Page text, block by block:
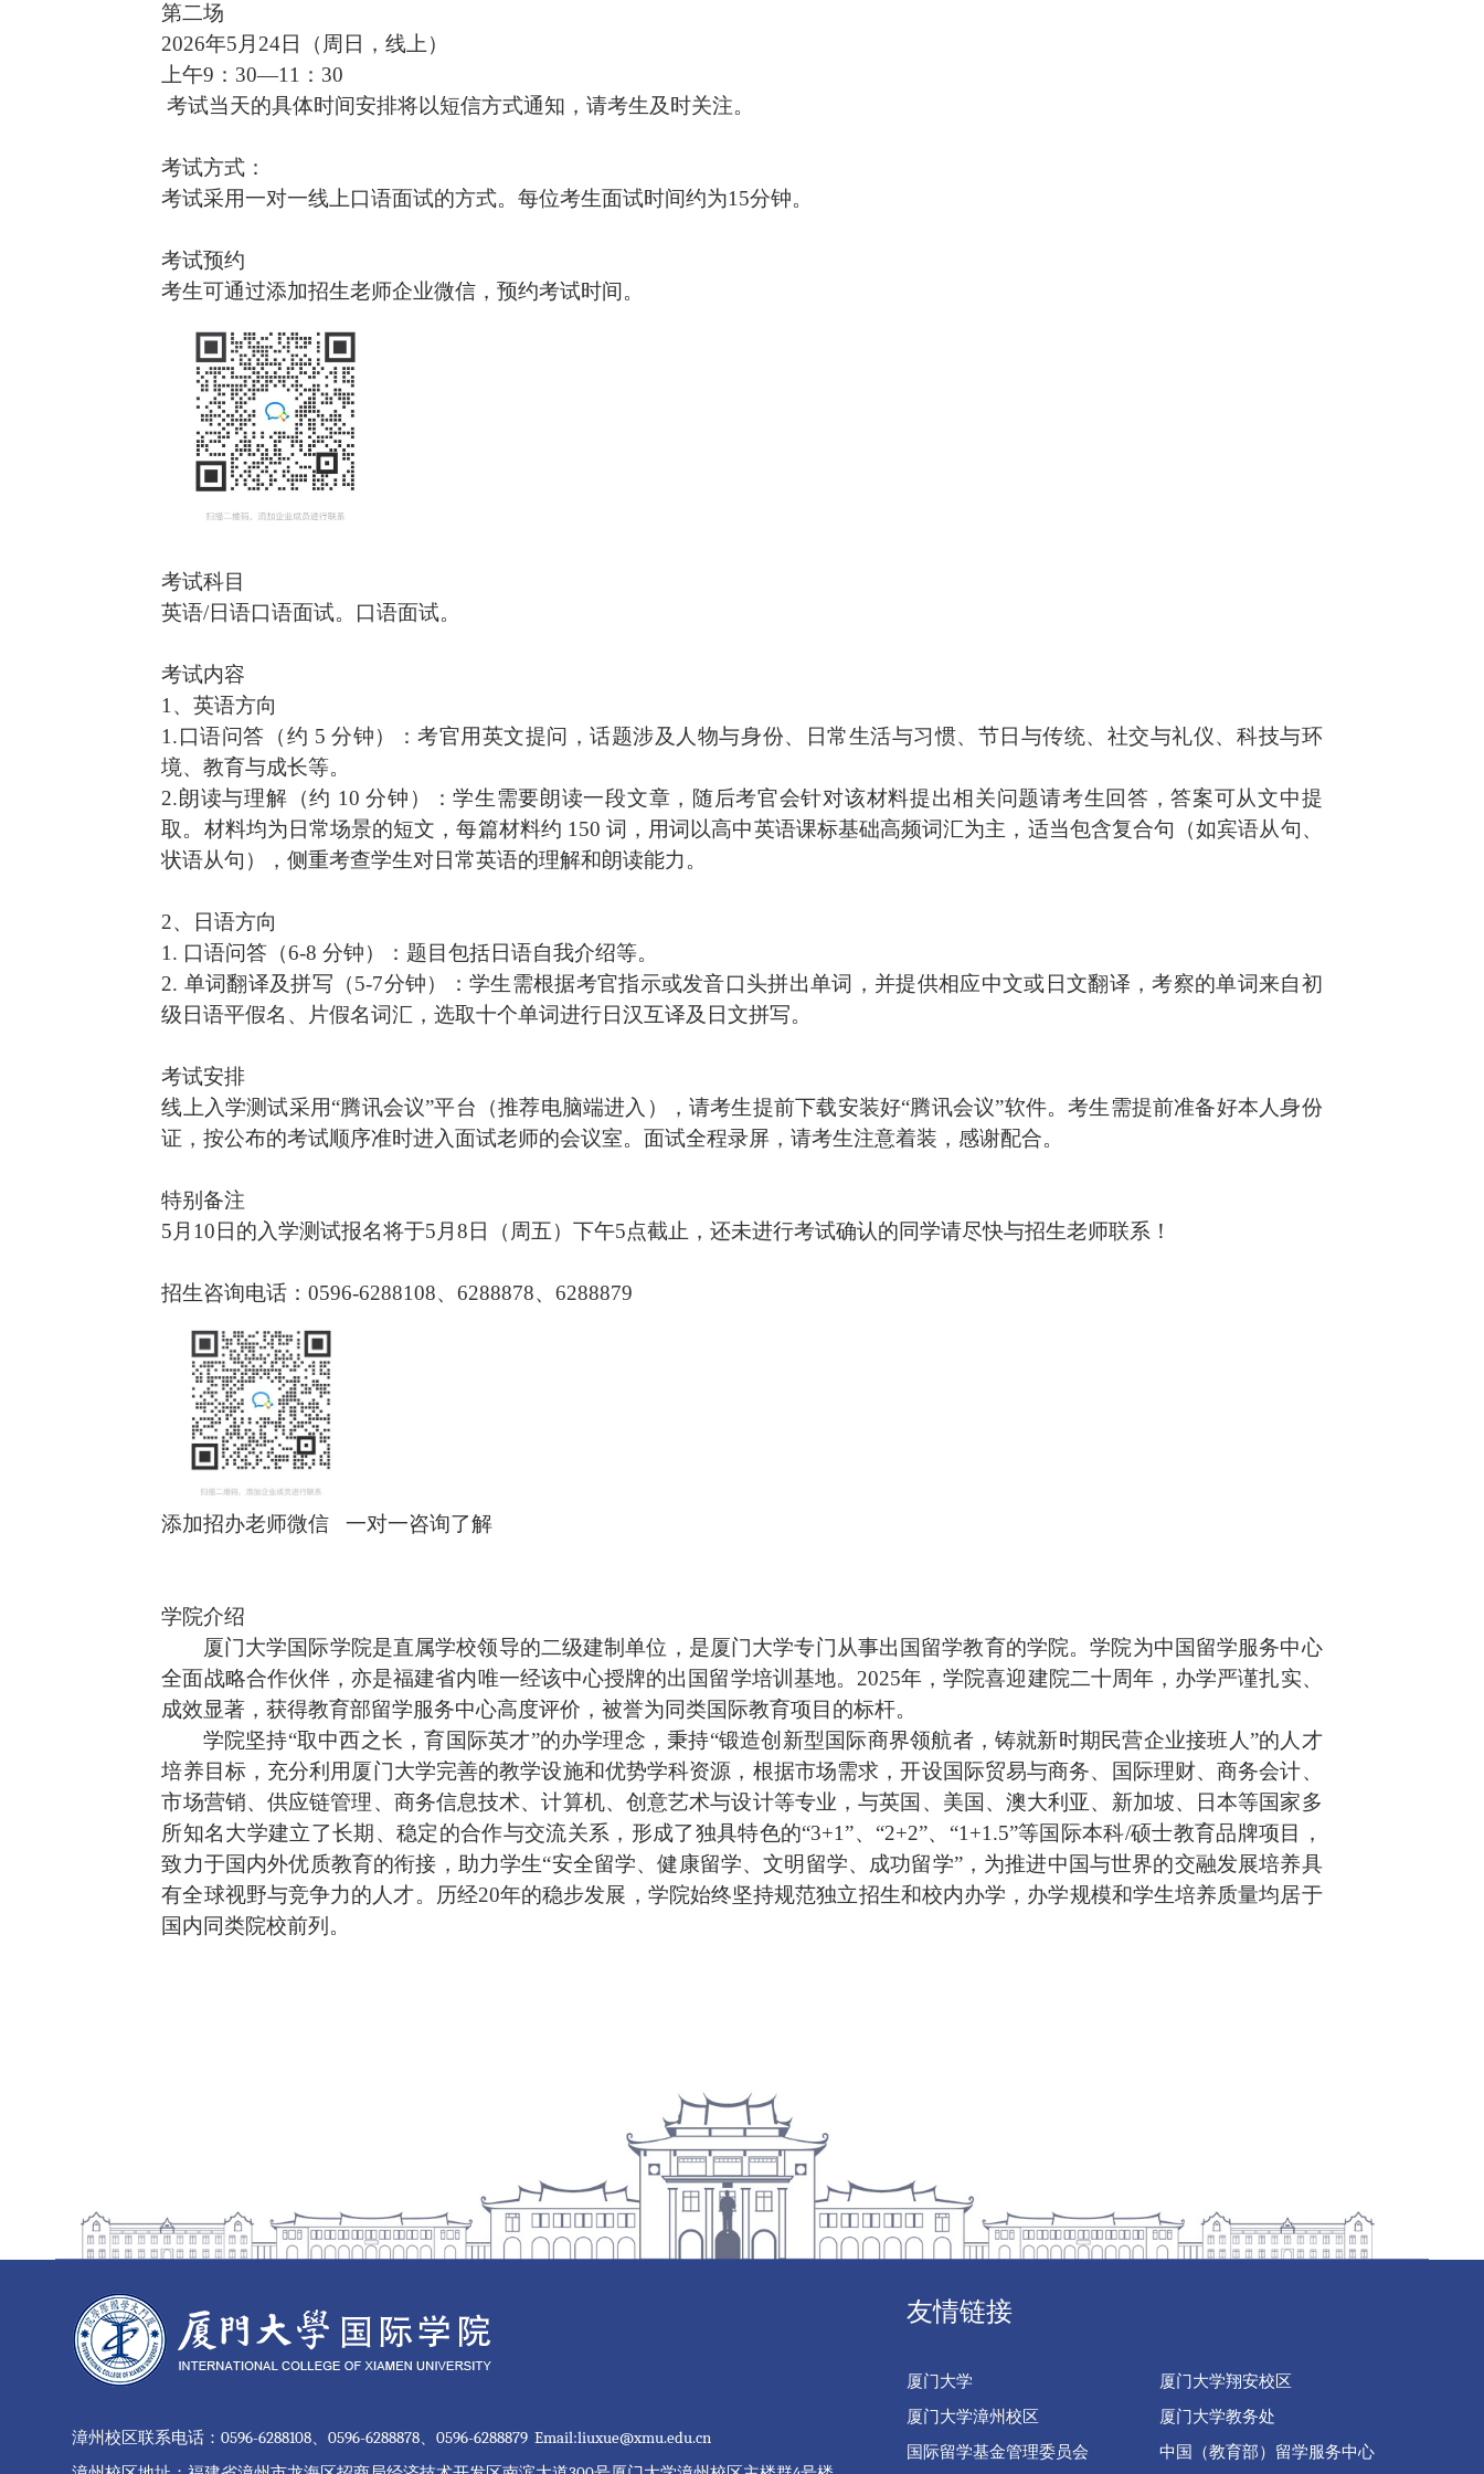
第二场
2026年5月24日（周日，线上）
上午9：30—11：30
考试当天的具体时间安排将以短信方式通知，请考生及时关注。
考试方式：
考试采用一对一线上口语面试的方式。每位考生面试时间约为15分钟。
考试预约
考生可通过添加招生老师企业微信，预约考试时间。
考试科目
英语/日语口语面试。口语面试。
考试内容
1、英语方向
1.口语问答（约 5 分钟）：考官用英文提问，话题涉及人物与身份、日常生活与习惯、节日与传统、社交与礼仪、科技与环
境、教育与成长等。
2.朗读与理解（约 10 分钟）：学生需要朗读一段文章，随后考官会针对该材料提出相关问题请考生回答，答案可从文中提
取。材料均为日常场景的短文，每篇材料约 150 词，用词以高中英语课标基础高频词汇为主，适当包含复合句（如宾语从句、
状语从句），侧重考查学生对日常英语的理解和朗读能力。
2、日语方向
1. 口语问答（6-8 分钟）：题目包括日语自我介绍等。
2. 单词翻译及拼写（5-7分钟）：学生需根据考官指示或发音口头拼出单词，并提供相应中文或日文翻译，考察的单词来自初
级日语平假名、片假名词汇，选取十个单词进行日汉互译及日文拼写。
考试安排
线上入学测试采用“腾讯会议”平台（推荐电脑端进入），请考生提前下载安装好“腾讯会议”软件。考生需提前准备好本人身份
证，按公布的考试顺序准时进入面试老师的会议室。面试全程录屏，请考生注意着装，感谢配合。
特别备注
5月10日的入学测试报名将于5月8日（周五）下午5点截止，还未进行考试确认的同学请尽快与招生老师联系！
招生咨询电话：0596-6288108、6288878、6288879
添加招办老师微信 一对一咨询了解
学院介绍
厦门大学国际学院是直属学校领导的二级建制单位，是厦门大学专门从事出国留学教育的学院。学院为中国留学服务中心
全面战略合作伙伴，亦是福建省内唯一经该中心授牌的出国留学培训基地。 2025年，学院喜迎建院二十周年，办学严谨扎实、
成效显著，获得教育部留学服务中心高度评价，被誉为同类国际教育项目的标杆。
学院坚持“取中西之长，育国际英才”的办学理念，秉持“锻造创新型国际商界领航者，铸就新时期民营企业接班人”的人才
培养目标，充分利用厦门大学完善的教学设施和优势学科资源，根据市场需求，开设国际贸易与商务、国际理财、商务会计、
市场营销、供应链管理、商务信息技术、计算机、创意艺术与设计等专业，与英国、美国、澳大利亚、新加坡、日本等国家多
所知名大学建立了长期、稳定的合作与交流关系，形成了独具特色的“3+1”、“2+2”、“1+1.5”等国际本科/硕士教育品牌项目，
致力于国内外优质教育的衔接，助力学生“安全留学、健康留学、文明留学、成功留学”，为推进中国与世界的交融发展培养具
有全球视野与竞争力的人才。历经20年的稳步发展，学院始终坚持规范独立招生和校内办学，办学规模和学生培养质量均居于
国内同类院校前列。
漳州校区联系电话：0596-6288108、0596-6288878、0596-6288879 Email:liuxue@xmu.edu.cn
友情链接
厦门大学
厦门大学翔安校区
厦门大学漳州校区
厦门大学教务处
国际留学基金管理委员会
中国（教育部）留学服务中心